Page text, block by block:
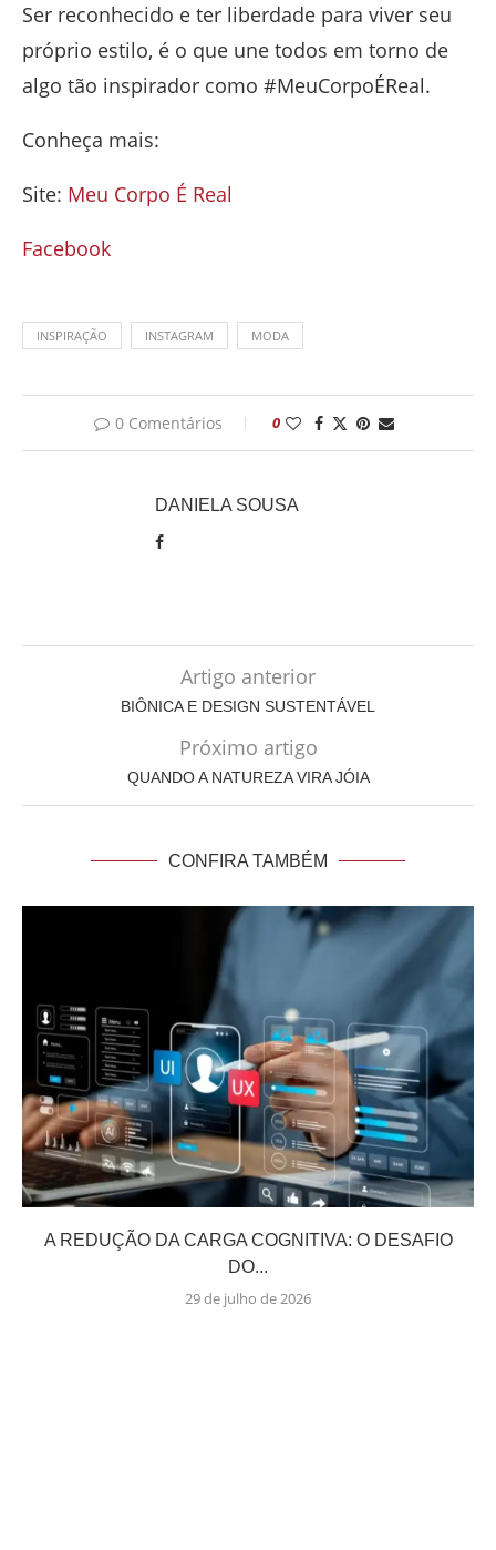
Ser reconhecido e ter liberdade para viver seu
próprio estilo, é o que une todos em torno de
algo tão inspirador como #MeuCorpoÉReal.
Conheça mais:
Site: Meu Corpo É Real
Facebook
INSPIRAÇÃO INSTAGRAM MODA
0 Comentários 0
DANIELA SOUSA
Artigo anterior
BIÔNICA E DESIGN SUSTENTÁVEL
Próximo artigo
QUANDO A NATUREZA VIRA JÓIA
CONFIRA TAMBÉM
A REDUÇÃO DA CARGA COGNITIVA: O DESAFIO
DO...
29 de julho de 2026